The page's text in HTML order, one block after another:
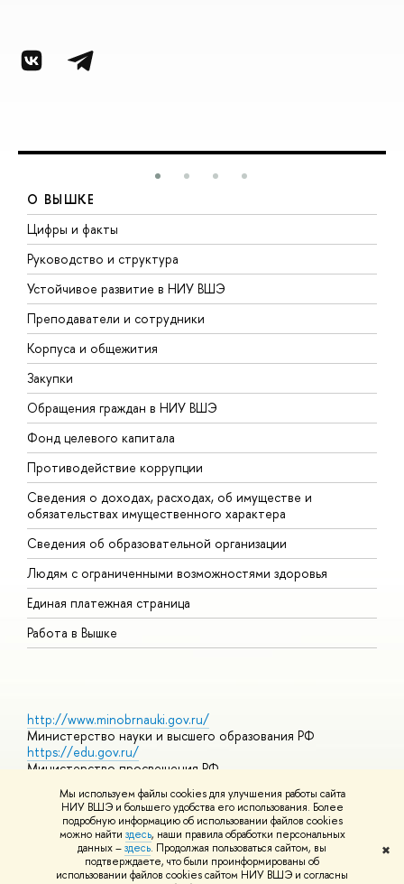
Мы используем файлы cookies для улучшения работы сайта
НИУ ВШЭ и большего удобства его использования. Более
подробную информацию об использовании файлов cookies
можно найти здесь, наши правила обработки персональных
данных –здесь. Продолжая пользоваться сайтом, вы
подтверждаете, что были проинформированы об
использовании файлов cookies сайтом НИУ ВШЭ и согласны
✖
О ВЫШКЕ
Цифры и факты
Руководство и структура
Устойчивое развитие в НИУ ВШЭ
Преподаватели и сотрудники
Корпуса и общежития
Закупки
Обращения граждан в НИУ ВШЭ
Фонд целевого капитала
Противодействие коррупции
Сведения о доходах, расходах, об имуществе и
обязательствах имущественного характера
Сведения об образовательной организации
Людям с ограниченными возможностями здоровья
Единая платежная страница
Работа в Вышке
http://www.minobrnauki.gov.ru/
Министерство науки и высшего образования РФ
https://edu.gov.ru/
Министерство просвещения РФ
https://elearning.hse.ru/mooc
Массовые открытые онлайн-курсы
© НИУ ВШЭ 1993–2026 Адреса и контактыУсловия
использования материалов Политика конфиденциальности